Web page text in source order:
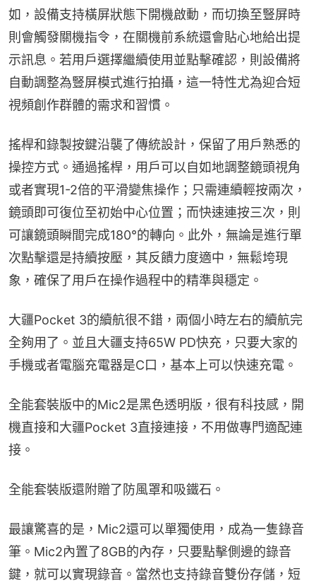
如，設備支持橫屏狀態下開機啟動，而切換至豎屏時
則會觸發關機指令，在關機前系統還會貼心地給出提
示訊息。若用戶選擇繼續使用並點擊確認，則設備將
自動調整為豎屏模式進行拍攝，這一特性尤為迎合短
視頻創作群體的需求和習慣。
搖桿和錄製按鍵沿襲了傳統設計，保留了用戶熟悉的
操控方式。通過搖桿，用戶可以自如地調整鏡頭視角
或者實現1-2倍的平滑變焦操作；只需連續輕按兩次，
鏡頭即可復位至初始中心位置；而快速連按三次，則
可讓鏡頭瞬間完成180°的轉向。此外，無論是進行單
次點擊還是持續按壓，其反饋力度適中，無鬆垮現
象，確保了用戶在操作過程中的精準與穩定。
大疆Pocket 3的續航很不錯，兩個小時左右的續航完
全夠用了。並且大疆支持65W PD快充，只要大家的
手機或者電腦充電器是C口，基本上可以快速充電。
全能套裝版中的Mic2是黑色透明版，很有科技感，開
機直接和大疆Pocket 3直接連接，不用做專門適配連
接。
全能套裝版還附贈了防風罩和吸鐵石。
最讓驚喜的是，Mic2還可以單獨使用，成為一隻錄音
筆。Mic2內置了8GB的內存，只要點擊側邊的錄音
鍵，就可以實現錄音。當然也支持錄音雙份存儲，短